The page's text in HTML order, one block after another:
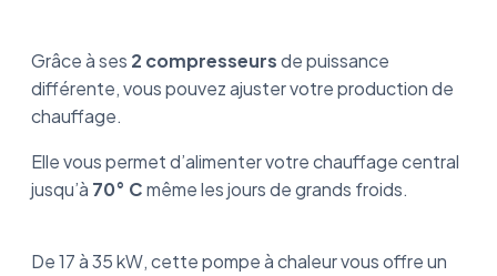
Grâce à ses 2 compresseursde puissance
différente, vous pouvez ajuster votre production de
chauffage.
Elle vous permet d’alimenter votre chauffage central
jusqu’à 70° Cmême les jours de grands froids.
De 17 à 35 kW, cette pompe à chaleur vous offre un